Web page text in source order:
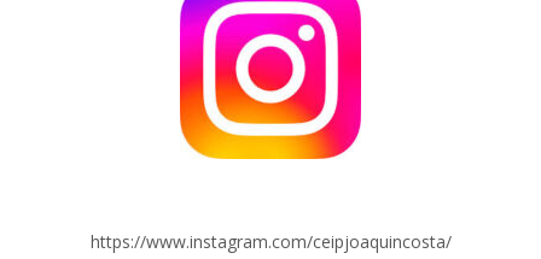
https://www.instagram.com/ceipjoaquincosta/